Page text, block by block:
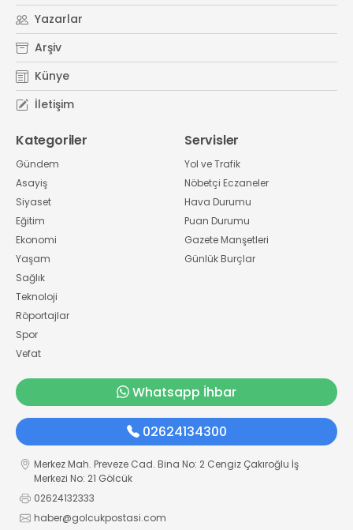
Yazarlar
Arşiv
Künye
İletişim
Kategoriler
Gündem
Asayiş
Siyaset
Eğitim
Ekonomi
Yaşam
Sağlık
Teknoloji
Röportajlar
Spor
Vefat
Servisler
Yol ve Trafik
Nöbetçi Eczaneler
Hava Durumu
Puan Durumu
Gazete Manşetleri
Günlük Burçlar
Whatsapp İhbar
02624134300
Merkez Mah. Preveze Cad. Bina No: 2 Cengiz Çakıroğlu İş
Merkezi No: 21 Gölcük
02624132333
haber@golcukpostasi.com